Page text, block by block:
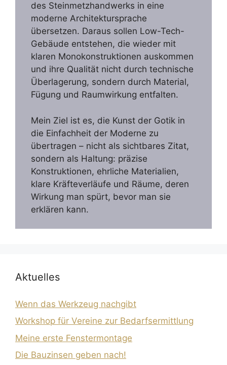
des Steinmetzhandwerks in eine
moderne Architektursprache
übersetzen. Daraus sollen Low-Tech-
Gebäude entstehen, die wieder mit
klaren Monokonstruktionen auskommen
und ihre Qualität nicht durch technische
Überlagerung, sondern durch Material,
Fügung und Raumwirkung entfalten.
Mein Ziel ist es, die Kunst der Gotik in
die Einfachheit der Moderne zu
übertragen – nicht als sichtbares Zitat,
sondern als Haltung: präzise
Konstruktionen, ehrliche Materialien,
klare Kräfteverläufe und Räume, deren
Wirkung man spürt, bevor man sie
erklären kann.
Aktuelles
Wenn das Werkzeug nachgibt
Workshop für Vereine zur Bedarfsermittlung
Meine erste Fenstermontage
Die Bauzinsen geben nach!